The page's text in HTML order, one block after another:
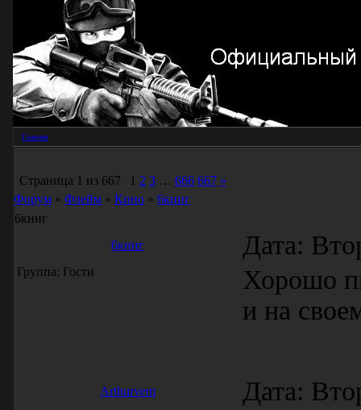
Главная
Страница 1 из 667 1 2 3 … 666 667 »
Форум » Флейм » Кино » 6книг
6книг
6книг
Дата:
Группа: Гости
Хорошо
и на
Arthurvem Дата: